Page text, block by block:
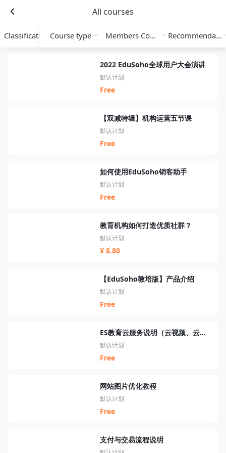
All courses
Classification Course type Members Course Recommendation
2022 EduSoho全球用户大会演讲
默认计划
Free
【双减特辑】机构运营五节课
默认计划
Free
如何使用EduSoho销客助手
默认计划
Free
教育机构如何打造优质社群？
默认计划
¥ 8.80
【EduSoho教培版】产品介绍
默认计划
Free
ES教育云服务说明（云视频、云短信、云资源、云搜索、云直播）
默认计划
Free
网站图片优化教程
默认计划
Free
支付与交易流程说明